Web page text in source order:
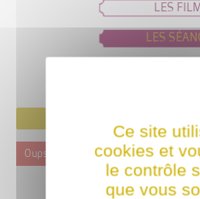
LES
LES
IDÉES DE
Oups ! Ce film n'est programmé
Ce site
cookies et
le contrôle
que vous